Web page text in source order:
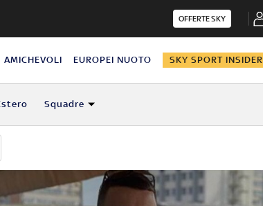
OFFERTE SKY
AMICHEVOLI EUROPEI NUOTO SKY SPORT INSIDER
Squadre